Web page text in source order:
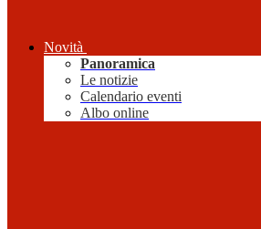
Novità
Panoramica
Le notizie
Calendario eventi
Albo online